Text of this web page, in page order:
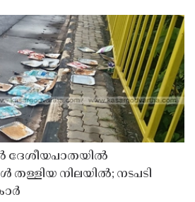
ദേശീയപാതയിൽ
നിലയിൽ; നടപടി